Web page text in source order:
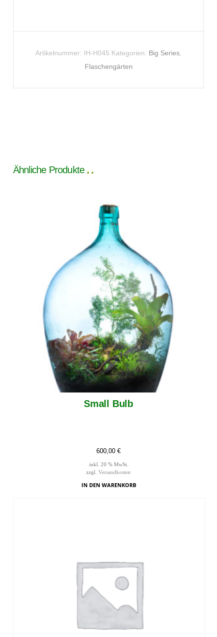
Artikelnummer: IH-H045 Kategorien: Big Series,
Flaschengärten
Ähnliche Produkte
Small Bulb
600,00 €
inkl. 20 % MwSt.
zzgl. Versandkosten
IN DEN WARENKORB